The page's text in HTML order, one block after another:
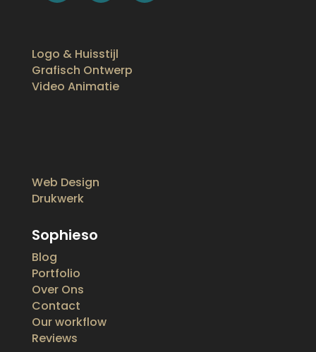
Logo & Huisstijl
Grafisch Ontwerp
Video Animatie
Web Design
Drukwerk
Sophieso
Blog
Portfolio
Over Ons
Contact
Our workflow
Reviews